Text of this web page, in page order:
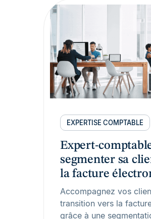
EXPERTISE COMPTABLE
Expert-
segmenter sa
la facture
Accompagnez vos
transition vers la
grâce à une